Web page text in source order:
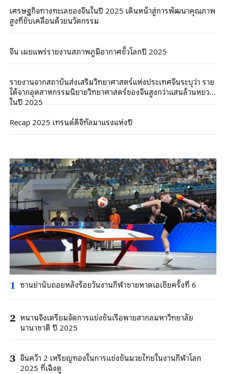
เศรษฐกิจทางทะเลของจีนในปี 2025 เดินหน้าสู่การพัฒนาคุณภาพ
สูงที่ขับเคลื่อนด้วยนวัตกรรม
จีน เผยแพร่รายงานสภาพภูมิอากาศขั้วโลกปี 2025
รายงานจากสถาบันส่งเสริมวิทยาศาสตร์แห่งประเทศจีนระบุว่า ราย
ได้จากอุตสาหกรรมนิยายวิทยาศาสตร์ของจีนสูงกว่าแสนล้านหยวน
ในปี 2025
Recap 2025 เทรนด์ดิจิทัลมาแรงแห่งปี
1 ซานย่านับถอยหลังร้อยวันงานกีฬาชายหาดเอเชียครั้งที่ 6
2 หนานจิงเตรียมจัดการแข่งขันเรือพายสากลมหาวิทยาลัย
นานาชาติ ปี 2025
3 จีนคว้า 2 เหรียญทองในการแข่งขันมวยไทยในงานกีฬาโลก
2025 ที่เฉิงตู